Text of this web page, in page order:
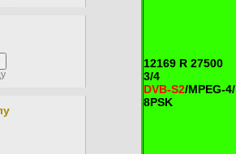
12169 R 27500
3/4
DVB-S2/MPEG-4/
8PSK